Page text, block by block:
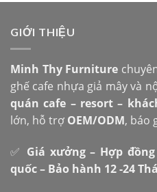
GIỚI THIỆU
Minh Thy Furniture
ghế cafe nhựa giả mây và
quán cafe – resort –
lớn, hỗ trợ OEM/ODM, báo
✅ Giá xưởng – Hợp
quốc – Bảo hành 12 -24